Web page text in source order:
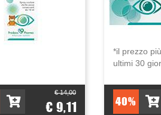
€ 14,00
€ 9,11
*il prezzo
ultimi 30
40%